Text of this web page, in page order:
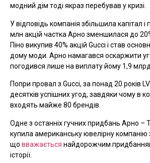
модний дім тоді якраз перебував у кризі.
У відповідь компанія збільшила капітал і
млн акцій частка Арно зменшилася до
Піно викупив 40% акцій Gucci і став
дому моди. Арно намагався оскаржити
погодився лише на виплату йому 1,9 млрд
Попри провал з Gucci, за понад 20 років
десятків успішних угод, завдяки чому в
входять майже 80 брендів.
Одне з останніх гучних придбань Арно –
купила американську ювелірну
що вважається найдорожчим
історії.